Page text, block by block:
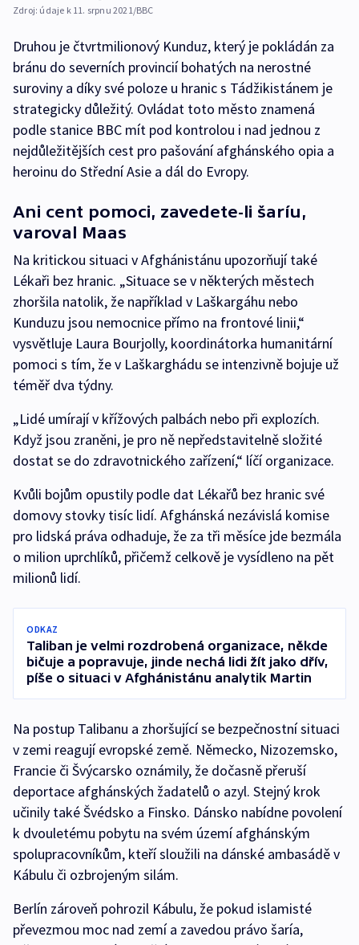
Zdroj: údaje k 11. srpnu 2021/BBC
Druhou je čtvrtmilionový Kunduz, který je pokládán za
bránu do severních provincií bohatých na nerostné
suroviny a díky své poloze u hranic s Tádžikistánem je
strategicky důležitý. Ovládat toto město znamená
podle stanice BBC mít pod kontrolou i nad jednou z
nejdůležitějších cest pro pašování afghánského opia a
heroinu do Střední Asie a dál do Evropy.
Ani cent pomoci, zavedete-li šaríu,
varoval Maas
Na kritickou situaci v Afghánistánu upozorňují také
Lékaři bez hranic. „Situace se v některých městech
zhoršila natolik, že například v Laškargáhu nebo
Kunduzu jsou nemocnice přímo na frontové linii,“
vysvětluje Laura Bourjolly, koordinátorka humanitární
pomoci s tím, že v Laškarghádu se intenzivně bojuje už
téměř dva týdny.
„Lidé umírají v křížových palbách nebo při explozích.
Když jsou zraněni, je pro ně nepředstavitelně složité
dostat se do zdravotnického zařízení,“ líčí organizace.
Kvůli bojům opustily podle dat Lékařů bez hranic své
domovy stovky tisíc lidí. Afghánská nezávislá komise
pro lidská práva odhaduje, že za tři měsíce jde bezmála
o milion uprchlíků, přičemž celkově je vysídleno na pět
milionů lidí.
ODKAZ
Taliban je velmi rozdrobená organizace, někde
bičuje a popravuje, jinde nechá lidi žít jako dřív,
píše o situaci v Afghánistánu analytik Martin
Na postup Talibanu a zhoršující se bezpečnostní situaci
v zemi reagují evropské země. Německo, Nizozemsko,
Francie či Švýcarsko oznámily, že dočasně přeruší
deportace afghánských žadatelů o azyl. Stejný krok
učinily také Švédsko a Finsko. Dánsko nabídne povolení
k dvouletému pobytu na svém území afghánským
spolupracovníkům, kteří sloužili na dánské ambasádě v
Kábulu či ozbrojeným silám.
Berlín zároveň pohrozil Kábulu, že pokud islamisté
převezmou moc nad zemí a zavedou právo šaría,